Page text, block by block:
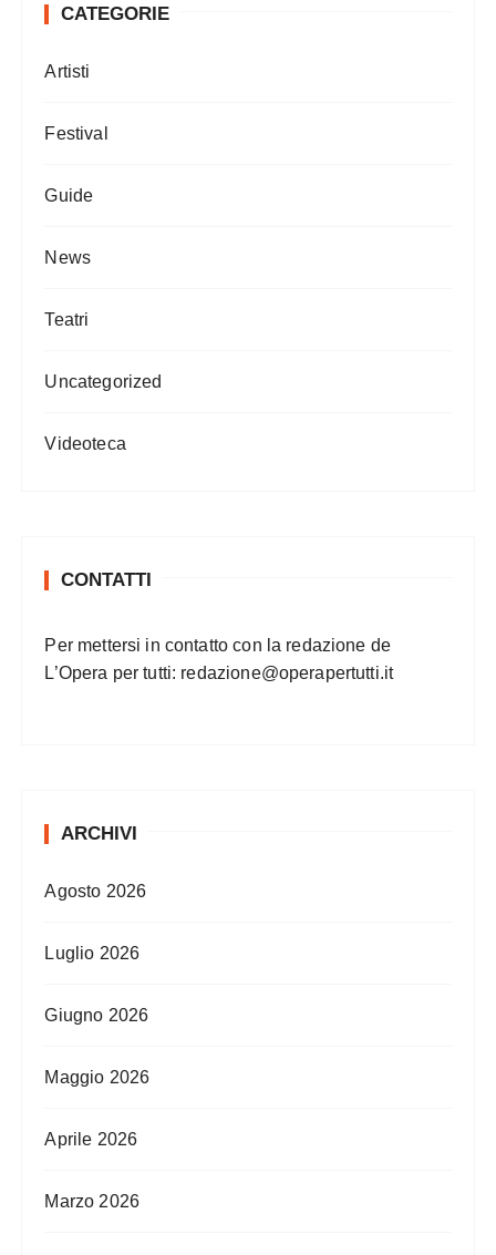
CATEGORIE
Artisti
Festival
Guide
News
Teatri
Uncategorized
Videoteca
CONTATTI
Per mettersi in contatto con la redazione de
L’Opera per tutti: redazione@operapertutti.it
ARCHIVI
Agosto 2026
Luglio 2026
Giugno 2026
Maggio 2026
Aprile 2026
Marzo 2026